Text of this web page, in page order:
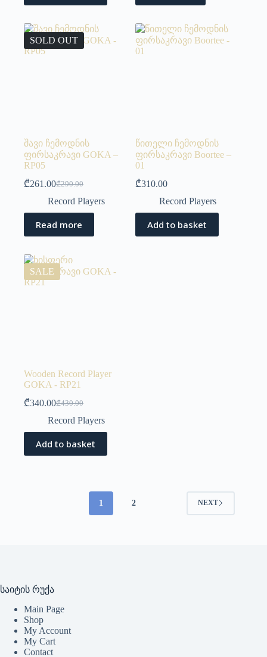
SOLD OUT
შავი ჩემოდნის
ფირსაკრავი GOKA –
RP05
₾290.00
₾261.00
Record Players
Read more
წითელი ჩემოდნის
ფირსაკრავი Boortee –
01
₾310.00
Record Players
Add to basket
SALE
Wooden Record Player
GOKA - RP21
₾430.00
₾340.00
Record Players
Add to basket
1 2 NEXT
საიტის რუქა
Main Page
Shop
My Account
My Cart
Contact